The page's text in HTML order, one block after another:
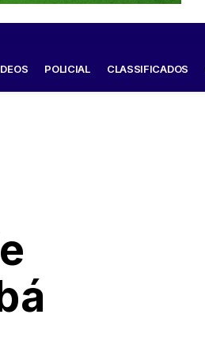
POLICIAL CLASSIFICADOS